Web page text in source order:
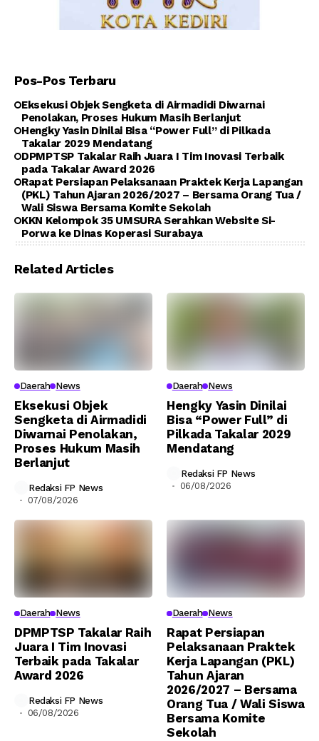
Pos-Pos Terbaru
Eksekusi Objek Sengketa di Airmadidi Diwarnai
Penolakan, Proses Hukum Masih Berlanjut
Hengky Yasin Dinilai Bisa “Power Full” di Pilkada
Takalar 2029 Mendatang
DPMPTSP Takalar Raih Juara I Tim Inovasi Terbaik
pada Takalar Award 2026
Rapat Persiapan Pelaksanaan Praktek Kerja Lapangan
(PKL) Tahun Ajaran 2026/2027 – Bersama Orang Tua /
Wali Siswa Bersama Komite Sekolah
KKN Kelompok 35 UMSURA Serahkan Website Si-
Porwa ke Dinas Koperasi Surabaya
Related Articles
Daerah News
Eksekusi Objek
Sengketa di Airmadidi
Diwarnai Penolakan,
Proses Hukum Masih
Berlanjut
Redaksi FP News
07/08/2026
Daerah News
Hengky Yasin Dinilai
Bisa “Power Full” di
Pilkada Takalar 2029
Mendatang
Redaksi FP News
06/08/2026
Daerah News
DPMPTSP Takalar Raih
Juara I Tim Inovasi
Terbaik pada Takalar
Award 2026
Redaksi FP News
06/08/2026
Daerah News
Rapat Persiapan
Pelaksanaan Praktek
Kerja Lapangan (PKL)
Tahun Ajaran
2026/2027 – Bersama
Orang Tua / Wali Siswa
Bersama Komite
Sekolah